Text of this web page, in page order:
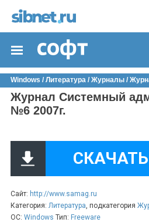
Windows / Литература / Журналы /
Журнал Системный
№6 2007г.
СКАЧАТЬ
Сайт: http://www.samag.ru
Категория: Литература, подкатегория
ОС: Windows Тип: Freeware